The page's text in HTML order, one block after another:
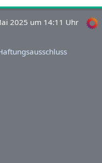
2025 um 14:11 Uhr